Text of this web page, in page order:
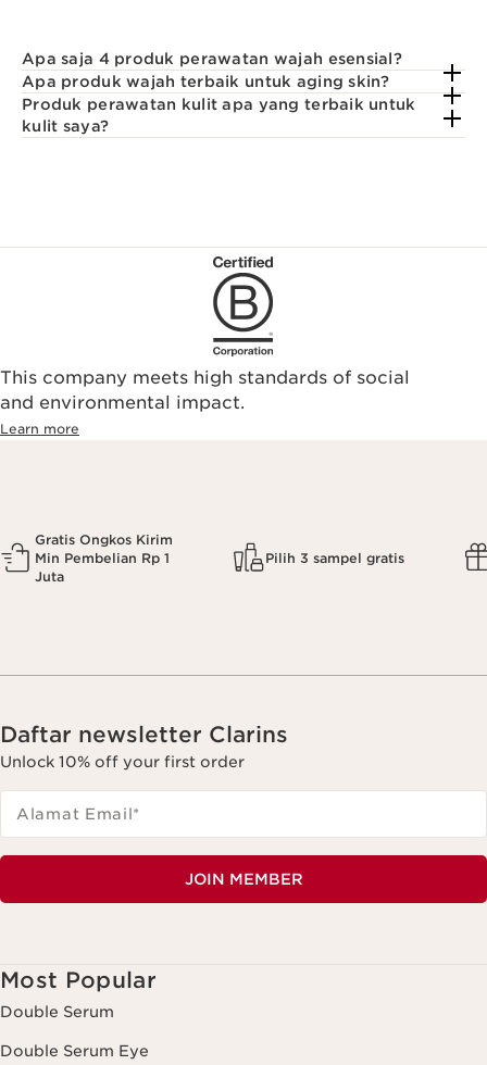
Apa saja 4 produk perawatan wajah esensial?
Apa produk wajah terbaik untuk aging skin?
Produk perawatan kulit apa yang terbaik untuk
kulit saya?
This company meets high standards of social
and environmental impact.
Learn more
Gratis Ongkos Kirim
Min Pembelian Rp 1
Juta
Pilih 3 sampel gratis
Daftar newsletter Clarins
Unlock 10% off your first order
Alamat Email*
JOIN MEMBER
Most Popular
Double Serum
Double Serum Eye